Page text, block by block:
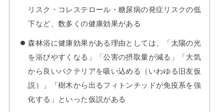
リスク・コレステロール・糖尿病の発症リスクの低
下など、数多くの健康効果がある
森林浴に健康効果がある理由としては、「太陽の光
を浴びやすくなる」「公害の摂取量が減る」「大気
から良いバクテリアを吸い込める（いわゆる旧友仮
説）」「樹木から出るフィトンチッドが免疫系を強
化する」といった仮説がある